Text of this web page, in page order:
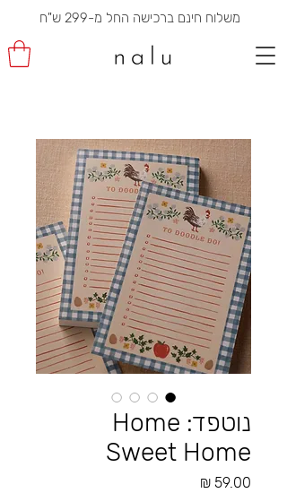
נוטפד: Home
Sweet Home